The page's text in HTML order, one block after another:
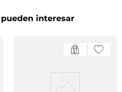
interesar